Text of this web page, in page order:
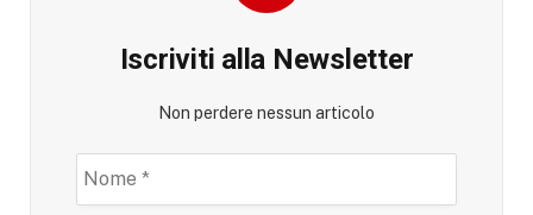
Iscriviti alla Newsletter
Non perdere nessun articolo